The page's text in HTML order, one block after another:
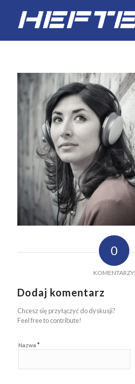
0
KOMENTARZY:
Dodaj komentarz
Chcesz się przyłączyć do dyskusji?
Feel free to contribute!
Nazwa *